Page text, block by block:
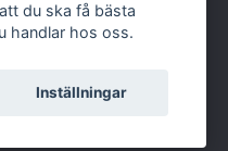
du ska få bästa
handlar hos oss.
Inställningar